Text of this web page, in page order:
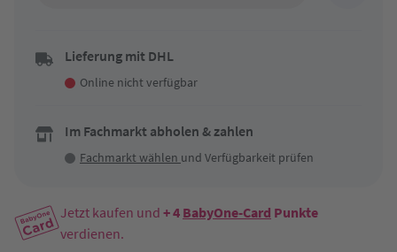
Lieferung mit DHL
Online nicht verfügbar
Im Fachmarkt abholen & zahlen
Fachmarkt wählen und Verfügbarkeit prüfen
Jetzt kaufen und + 4 BabyOne-Card Punkte
verdienen.